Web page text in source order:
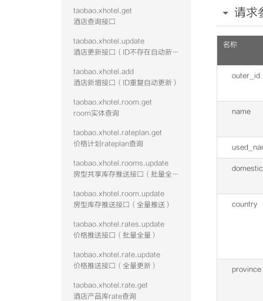
taobao.xhotel.get
酒店查询接口
taobao.xhotel.update
酒店更新接口（ID不存在自动新增）
taobao.xhotel.add
酒店新增接口（ID重复自动更新）
taobao.xhotel.room.get
room实体查询
taobao.xhotel.rateplan.get
价格计划rateplan查询
taobao.xhotel.rooms.update
房型共享库存推送接口（批量全量）
taobao.xhotel.room.update
房型库存推送接口（全量推送）
taobao.xhotel.rates.update
价格推送接口（批量全量）
taobao.xhotel.rate.update
价格推送接口（全量更新）
taobao.xhotel.rate.get
酒店产品库rate查询
请求
名称
outer_id
name
domestic
country
province